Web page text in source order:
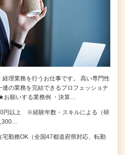
経理業務を行うお仕事です。 高い専門性
連の業務を完結できるプロフェッショナ
お願いする業務例 ・決算…
円以上 ※経験年数・スキルによる（研
宅勤務OK（全国47都道府県対応、転勤